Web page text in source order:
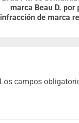
marca Beau D. por
infracción de marca
Los campos